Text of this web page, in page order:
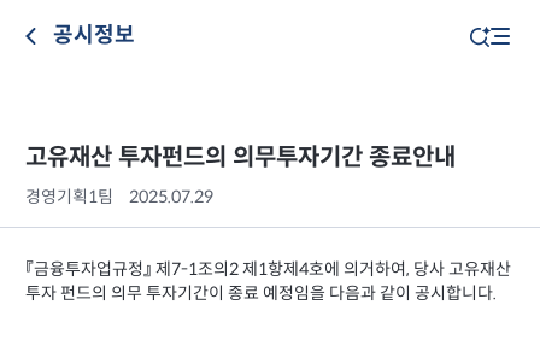
공시정보
고유재산 투자펀드의 의무투자기간 종료안내
경영기획1팀 2025.07.29
『금융투자업규정』 제7-1조의2 제1항제4호에 의거하여, 당사 고유재산
투자 펀드의 의무 투자기간이 종료 예정임을 다음과 같이 공시합니다.